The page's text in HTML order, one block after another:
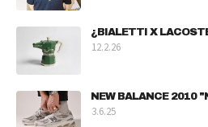
¿BIALETTI X
12.2.26
NEW BALANCE 2010
3.6.25